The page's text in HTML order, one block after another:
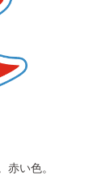
赤い色。